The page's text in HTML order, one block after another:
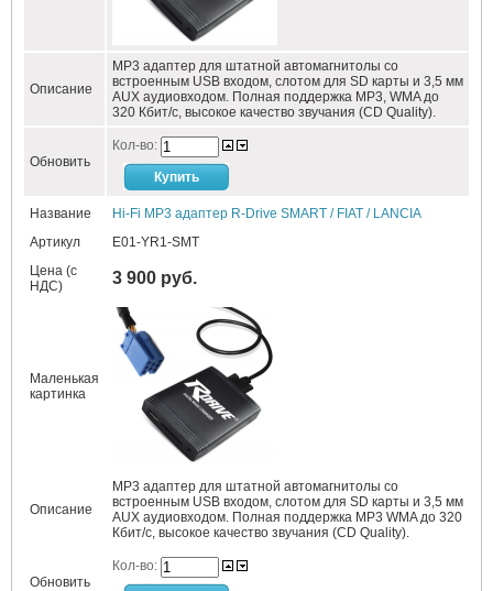
Описание
MP3 адаптер для штатной автомагнитолы со
встроенным USB входом, слотом для SD карты и 3,5 мм
AUX аудиовходом. Полная поддержка MP3, WMA до
320 Кбит/c, высокое качество звучания (CD Quality).
Обновить
Кол-во:
Название
Hi-Fi MP3 адаптер R-Drive SMART / FIAT / LANCIA
Артикул
E01-YR1-SMT
Цена (с
НДС)
3 900 руб.
Маленькая
картинка
Описание
MP3 адаптер для штатной автомагнитолы со
встроенным USB входом, слотом для SD карты и 3,5 мм
AUX аудиовходом. Полная поддержка MP3 WMA до 320
Кбит/c, высокое качество звучания (CD Quality).
Обновить
Кол-во: